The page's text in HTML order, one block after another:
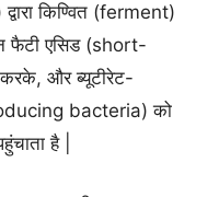
किण्वित (ferment)
फैटी एसिड (short-
और ब्यूटीरेट-
bacteria) को
है |